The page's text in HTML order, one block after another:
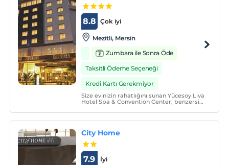
Çok iyi
8.8
Mezitli, Mersin
Zumbara ile Sonra Öde
Taksitli Ödeme Seçeneği
Kredi Kartı Gerekmiyor
Size evinizin rahatlığını sunan Yücesoy Liva
Hotel Spa & Convention Center, benzersiz
rahatlığı ile size özel bir tatil ve konaklama
deneyimi yaşatacak.
City Home
İyi
7.9